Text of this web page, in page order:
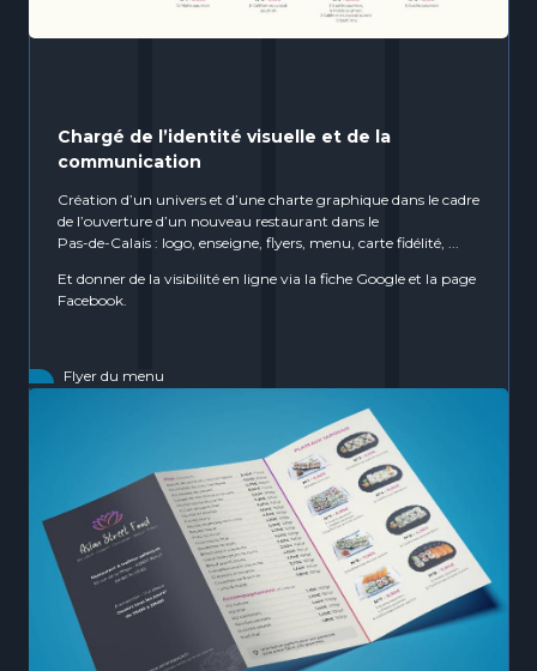
Chargé de l’identité visuelle et de la
communication
Création d’un univers et d’une charte graphique dans le cadre
de l’ouverture d’un nouveau restaurant dans le
Pas-de-Calais : logo, enseigne, flyers, menu, carte fidélité, ...
Et donner de la visibilité en ligne via la fiche Google et la page
Facebook.
Flyer du menu